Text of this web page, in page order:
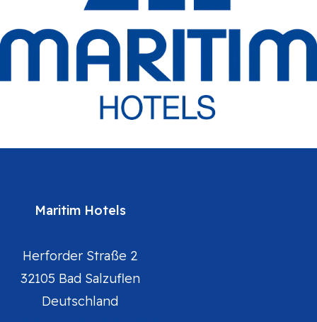
Maritim Hotels
Herforder Straße 2
32105 Bad Salzuflen
Deutschland